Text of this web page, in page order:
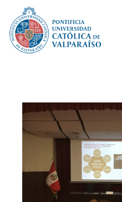
PUCV Internacional
Vinculación con el Medio
Admisión